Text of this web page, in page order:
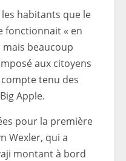
habitants que le
fonctionnait « en
beaucoup
aux citoyens
tenu des
Apple.
pour la première
Wexler, qui a
montant à bord